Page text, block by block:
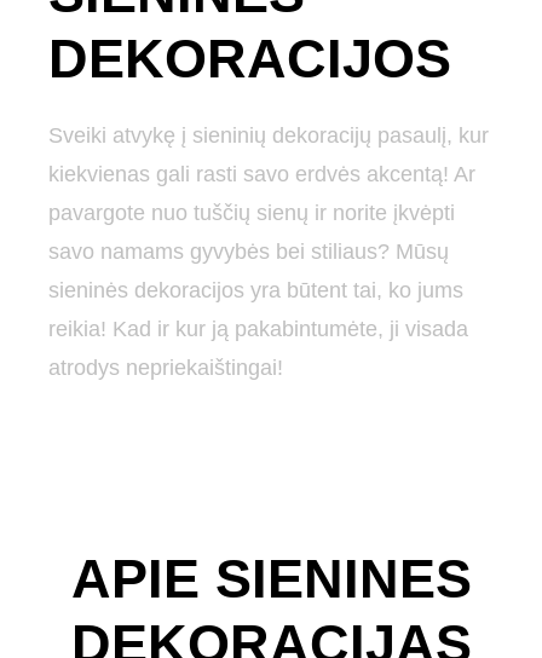
DEKORACIJOS
Sveiki atvykę į sieninių dekoracijų pasaulį, kur
kiekvienas gali rasti savo erdvės akcentą! Ar
pavargote nuo tuščių sienų ir norite įkvėpti
savo namams gyvybės bei stiliaus? Mūsų
sieninės dekoracijos yra būtent tai, ko jums
reikia! Kad ir kur ją pakabintumėte, ji visada
atrodys nepriekaištingai!
APIE SIENINES
DEKORACIJAS